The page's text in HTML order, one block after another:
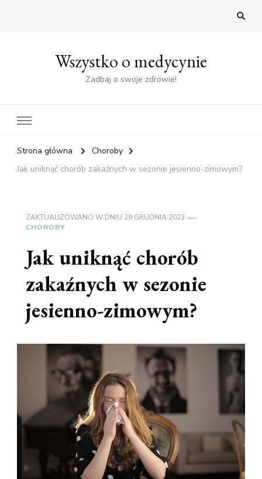
Wszystko o medycynie
Zadbaj o swoje zdrowie!
Strona główna
Choroby
Jak uniknąć chorób zakaźnych w sezonie jesienno-zimowym?
ZAKTUALIZOWANO W DNIU 29 GRUDNIA 2023
CHOROBY
Jak uniknąć chorób
zakaźnych w sezonie
jesienno-zimowym?